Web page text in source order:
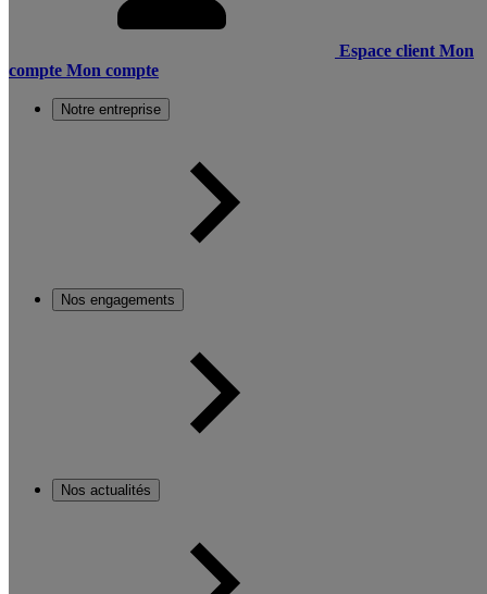
Espace client Mon
compte Mon compte
Notre entreprise
Nos engagements
Nos actualités